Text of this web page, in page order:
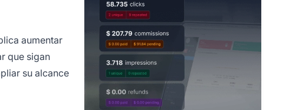
aumentar
que sigan
su alcance